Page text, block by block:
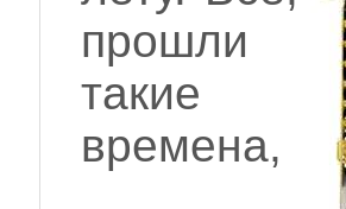
прошли
такие
времена,